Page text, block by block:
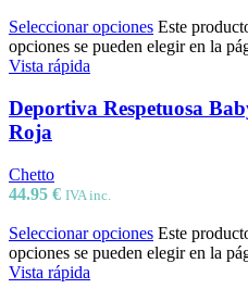
Seleccionar opciones Este
opciones se pueden elegir en la
Vista rápida
Deportiva Respetuosa
Roja
Chetto
44.95 € IVA inc.
Seleccionar opciones Este
opciones se pueden elegir en la
Vista rápida